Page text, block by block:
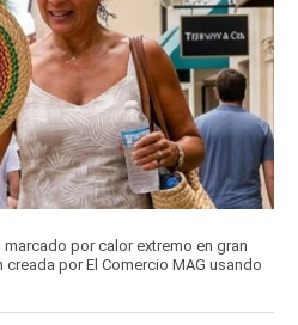
marcado por calor extremo en gran
por El Comercio MAG usando